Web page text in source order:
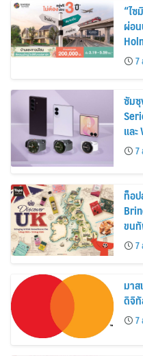
“ไซ
ผ่อน
ส่ว7
ซัม
แล
7
ท็อ
ขน
อา
สิงห
7
มา
ดิจิ
7